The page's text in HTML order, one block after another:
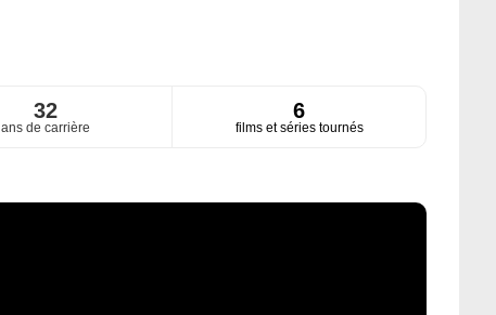
32
ans de carrière
6
films et séries tournés